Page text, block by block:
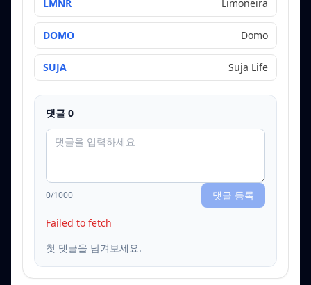
LMNR Limoneira
DOMO Domo
SUJA Suja Life
댓글 0
0/1000 댓글 등록
Failed to fetch
첫 댓글을 남겨보세요.